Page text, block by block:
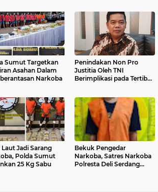
Sumut Targetkan
Asahan Dalam
Narkoba
Penindakan Non Pro
Justitia Oleh TNI
Berimplikasi pada Tertib
Laut Jadi Sarang
Polda Sumut
25 Kg Sabu
Bekuk Pengedar
Narkoba, Satres Narkoba
Polresta Deli Serdang